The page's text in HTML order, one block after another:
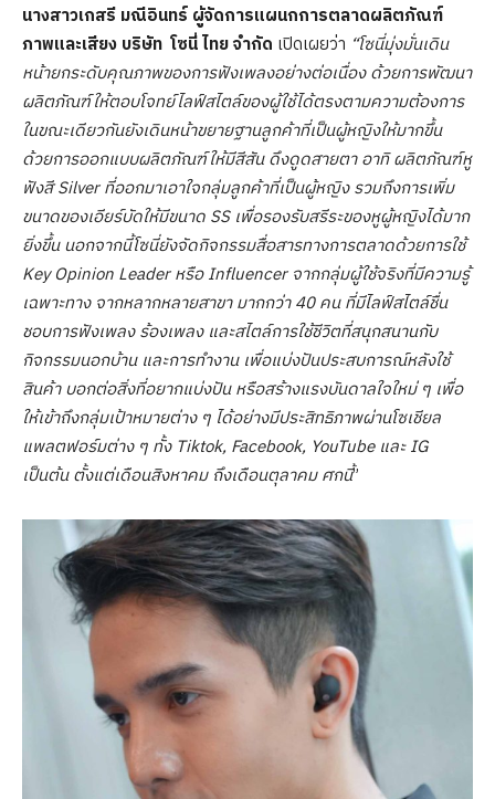
นางสาวเกสรี มณีอินทร์ ผู้จัดการแผนกการตลาดผลิตภัณฑ์
ภาพและเสียง บริษัท โซนี่ ไทย จำกัด เปิดเผยว่า “โซนี่มุ่งมั่นเดิน
หน้ายกระดับคุณภาพของการฟังเพลงอย่างต่อเนื่อง ด้วยการพัฒนา
ผลิตภัณฑ์ให้ตอบโจทย์ไลฟ์สไตล์ของผู้ใช้ได้ตรงตามความต้องการ
ในขณะเดียวกันยังเดินหน้าขยายฐานลูกค้าที่เป็นผู้หญิงให้มากขึ้น
ด้วยการออกแบบผลิตภัณฑ์ให้มีสีสัน ดึงดูดสายตา อาทิ ผลิตภัณฑ์หู
ฟังสี Silver ที่ออกมาเอาใจกลุ่มลูกค้าที่เป็นผู้หญิง รวมถึงการเพิ่ม
ขนาดของเอียร์บัดให้มีขนาด SS เพื่อรองรับสรีระของหูผู้หญิงได้มาก
ยิ่งขึ้น นอกจากนี้โซนี่ยังจัดกิจกรรมสื่อสารทางการตลาดด้วยการใช้
Key Opinion Leader หรือ Influencer จากกลุ่มผู้ใช้จริงที่มีความรู้
เฉพาะทาง จากหลากหลายสาขา มากกว่า 40 คน ที่มีไลฟ์สไตล์ชื่น
ชอบการฟังเพลง ร้องเพลง และสไตล์การใช้ชีวิตที่สนุกสนานกับ
กิจกรรมนอกบ้าน และการทำงาน เพื่อแบ่งปันประสบการณ์หลังใช้
สินค้า บอกต่อสิ่งที่อยากแบ่งปัน หรือสร้างแรงบันดาลใจใหม่ ๆ เพื่อ
ให้เข้าถึงกลุ่มเป้าหมายต่าง ๆ ได้อย่างมีประสิทธิภาพผ่านโซเชียล
แพลตฟอร์มต่าง ๆ ทั้ง Tiktok, Facebook, YouTube และ IG
เป็นต้น ตั้งแต่เดือนสิงหาคม ถึงเดือนตุลาคม ศกนี้”